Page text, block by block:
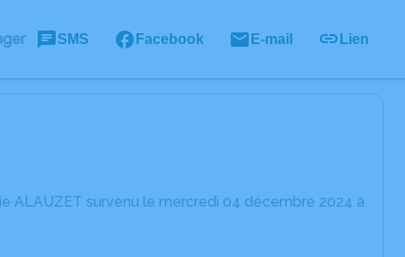
SMS Facebook E-mail Lien
ALAUZET survenu le mercredi 04 décembre 2024 à